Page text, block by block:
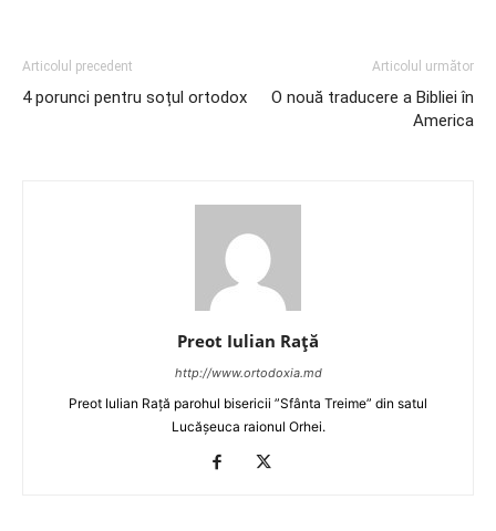
Articolul precedent
4 porunci pentru soțul ortodox
Articolul următor
O nouă traducere a Bibliei în
America
Preot Iulian Raţă
http://www.ortodoxia.md
Preot Iulian Rață parohul bisericii ”Sfânta Treime” din satul
Lucășeuca raionul Orhei.